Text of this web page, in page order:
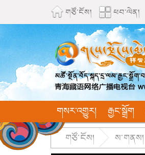
གཙོ་ངོས། ཕབ་ལེན།
གསར་འགྱུར། རྒྱང་སྒྲོག
གཙོ་ངོས། ས་གནས།